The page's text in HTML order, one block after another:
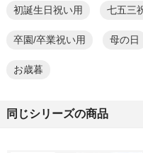
初誕生日祝い用 七五三
卒園/卒業祝い用 母の日
お歳暮
同じシリーズの商品